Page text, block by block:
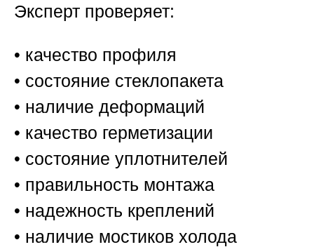
Эксперт проверяет:
• качество профиля
• состояние стеклопакета
• наличие деформаций
• качество герметизации
• состояние уплотнителей
• правильность монтажа
• надежность креплений
• наличие мостиков холода